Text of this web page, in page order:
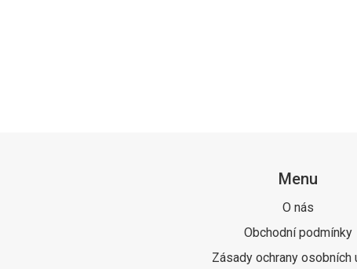
Menu
O nás
Obchodní podmínky
Zásady ochrany osobních